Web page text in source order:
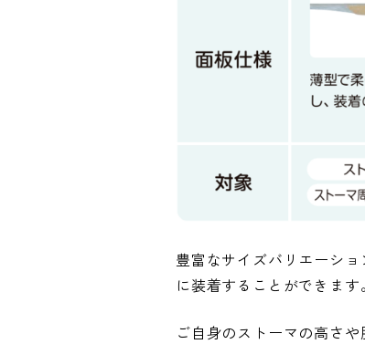
豊富なサイズバリエーシ
に装着することができます。
ご自身のストーマの高さ